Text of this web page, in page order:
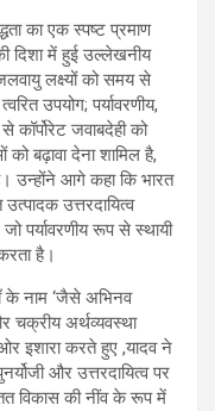
का एक स्पष्ट प्रमाण
दिशा में हुई उल्लेखनीय
लक्ष्यों को समय से
उपयोग; पर्यावरणीय,
जवाबदेही को
बढ़ावा देना शामिल है,
उन्होंने आगे कहा कि भारत
उत्तरदायित्व
पर्यावरणीय रूप से स्थायी
है।
के नाम ‘जैसे अभिनव
चक्रीय अर्थव्यवस्था
इशारा करते हुए ,यादव ने
और उत्तरदायित्व पर
विकास की नींव के रूप में